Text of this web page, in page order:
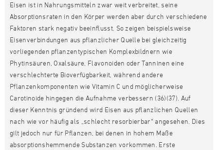
Eisen ist in Nahrungsmitteln zwar weit verbreitet, seine
Absorptionsraten in den Körper werden aber durch verschiedene
Faktoren stark negativ beeinflusst. So zeigen beispielsweise
Eisenverbindungen aus pflanzlicher Quelle bei gleichzeitig
vorliegenden pflanzentypischen Komplexbildnern wie
Phytinsäuren, Oxalsäure, Flavonoiden oder Tanninen eine
verschlechterte Bioverfügbarkeit, während andere
Pflanzenkomponenten wie Vitamin C und möglicherweise
Carotinoide hingegen die Aufnahme verbessern (36)(37). Auf
dieser Kenntnis gründend wird Eisen aus pflanzlichen Quellen
nach wie vor häufig als „schlecht resorbierbar“ angesehen. Dies
gilt jedoch nur für Pflanzen, bei denen in hohem Maße
absorptionshemmende Substanzen vorkommen. Erste